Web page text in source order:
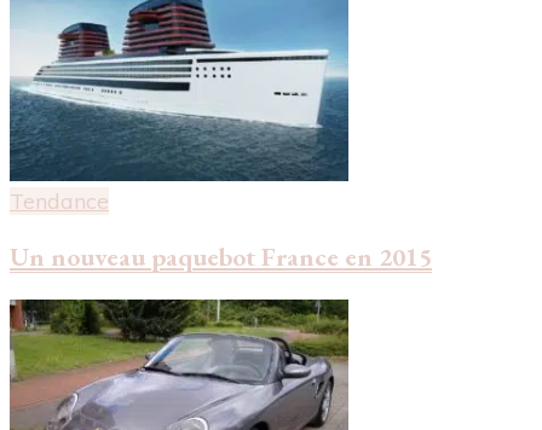
Tendance
Un nouveau paquebot France en 2015